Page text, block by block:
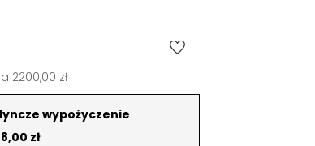
2200,00 zł
wypożyczenie
zł